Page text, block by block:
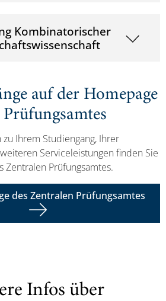
Kombinatorischer
auf der Homepage
Ihrem Studiengang, Ihrer
Serviceleistungen finden Sie
Zentralen Prüfungsamtes.
des Zentralen Prüfungsamtes
Infos über